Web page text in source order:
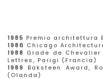
1985 Premio architettura
1986 Chicago
1988 Grade de
Lettres, Parigi (Francia)
1989 Baksteen Award,
(Olanda)